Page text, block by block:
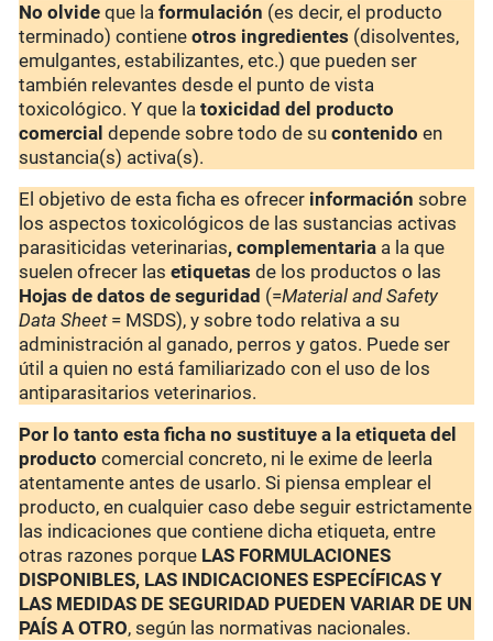
No olvide que laformulación (es decir, el producto
terminado) contieneotros ingredientes (disolventes,
emulgantes, estabilizantes, etc.) que pueden ser
también relevantes desde el punto de vista
toxicológico. Y que latoxicidad del producto
comercial depende sobre todo de sucontenido en
sustancia(s) activa(s).
El objetivo de esta ficha es ofrecer informaciónsobre
los aspectos toxicológicos de las sustancias activas
parasiticidas veterinarias, complementaria a la que
suelen ofrecer lasetiquetas de los productos o las
Hojas de datos de seguridad (=Material and Safety
Data Sheet= MSDS), y sobre todo relativa a su
administración al ganado, perros y gatos. Puede ser
útil a quien no está familiarizado con el uso de los
antiparasitarios veterinarios.
Por lo tanto esta ficha no sustituye a la etiqueta del
producto comercial concreto, ni le exime de leerla
atentamente antes de usarlo. Si piensa emplear el
producto, en cualquier caso debe seguir estrictamente
las indicaciones que contiene dicha etiqueta, entre
otras razones porque LAS FORMULACIONES
DISPONIBLES, LAS INDICACIONES ESPECÍFICAS Y
LAS MEDIDAS DE SEGURIDAD PUEDEN VARIAR DE UN
PAÍS A OTRO, según las normativas nacionales.